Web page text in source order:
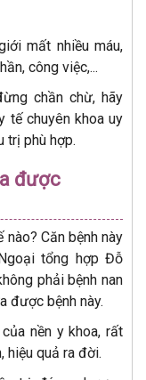
mất nhiều máu,
công việc,...
chần chừ, hãy
chuyên khoa uy
trị phù hợp.
được
nào? Căn bệnh này
tổng hợp Đỗ
phải bệnh nan
được bệnh này.
nền y khoa, rất
hiệu quả ra đời.